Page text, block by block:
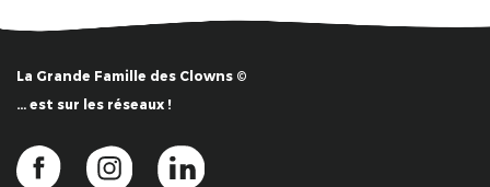
La Grande Famille des Clowns ©
… est sur les réseaux !